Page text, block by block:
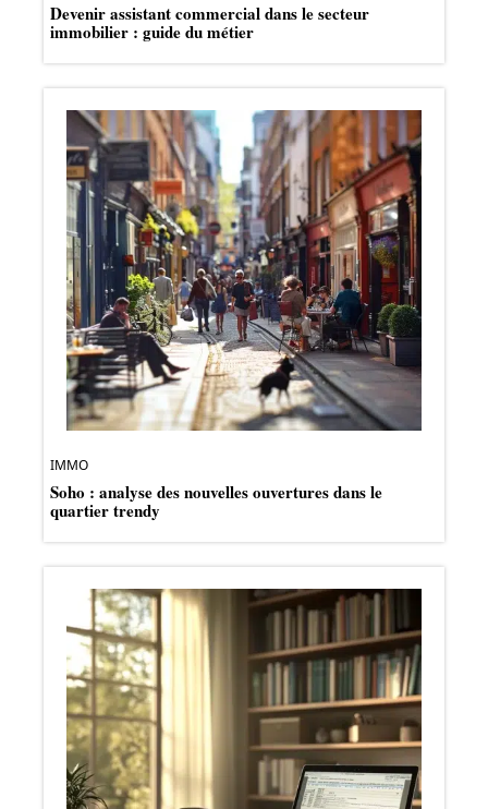
Devenir assistant commercial dans le secteur
immobilier : guide du métier
IMMO
Soho : analyse des nouvelles ouvertures dans le
quartier trendy